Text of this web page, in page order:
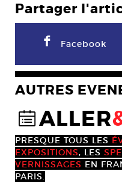
Partager
F Facebook
AUTRES
@ALLER
PRESQUE TOUS LES
EXPOSITIONS, LES
VERNISSAGES EN
PARIS.